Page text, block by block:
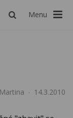
Menu
Martina 14.3.2010